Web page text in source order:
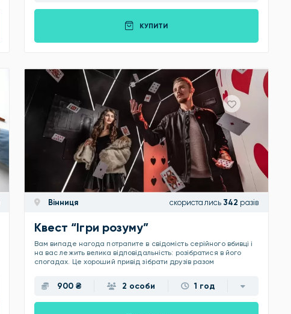
КУПИТИ
Вінниця скористались 342 разів
Квест “Ігри розуму”
Вам випаде нагода потрапите в свідомість серійного вбивці і
на вас лежить велика відповідальність: розібратися в його
спогадах. Це хороший привід зібрати друзів разом
900 ₴ 2 особи 1 год